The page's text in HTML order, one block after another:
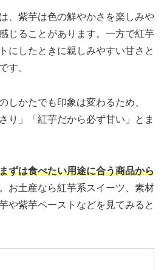
、紫芋は色の鮮やかさを楽しみや
じることがあります。一方で紅芋
にしたときに親しみやすい甘さと
す。
しかたでも印象は変わるため、
り」「紅芋だから必ず甘い」とま
ずは食べたい用途に合う商品から
お土産なら紅芋系スイーツ、素材
や紫芋ペーストなどを見てみると